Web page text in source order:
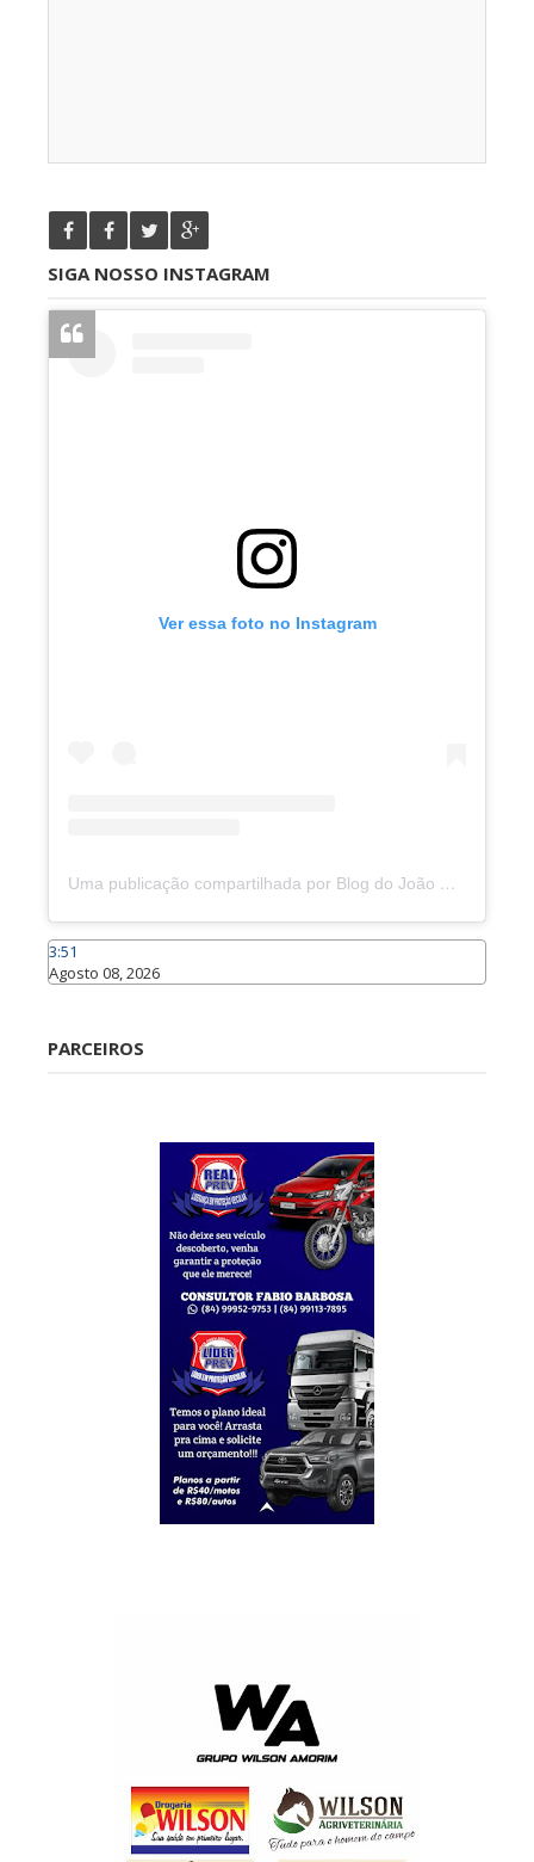
SIGA NOSSO INSTAGRAM
Ver essa foto no Instagram
Uma publicação compartilhada por Blog do João Marcolino (@joaomarcolinoneto)
3:51
Agosto 08, 2026
PARCEIROS